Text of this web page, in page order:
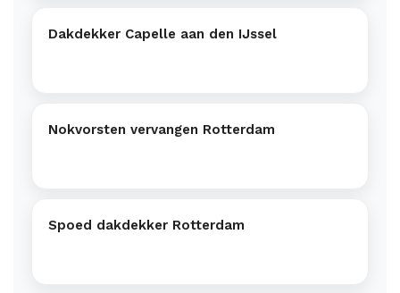
Dakdekker Capelle aan den IJssel
Nokvorsten vervangen Rotterdam
Spoed dakdekker Rotterdam